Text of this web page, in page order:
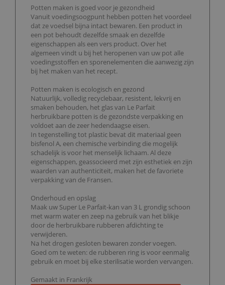
Potten maken is goed voor je gezondheid
Vanuit voedingsoogpunt hebben potten het voordeel
dat ze voedsel bijna intact bewaren. Een product in
een pot behoudt dezelfde smaak en dezelfde
eigenschappen als een vers product. Over het
algemeen vindt u bij het heropenen van uw pot alle
voedingsstoffen en sporenelementen die aanwezig zijn
bij het maken van het recept.
Potten maken is ecologisch en gezond
Natuurlijk, volledig recyclebaar, resistent, lekvrij en
smaken behouden, het glas van Le Parfait
herbruikbare potten is de gezondste verpakking en
voldoet aan de zeer hedendaagse eisen.
In tegenstelling tot plastic bevat dit materiaal geen
bisfenol A, een chemische verbinding die mogelijk
schadelijk is voor het menselijk lichaam. Al deze
eigenschappen, geassocieerd met zijn esthetiek en zijn
waarden van authenticiteit, maken het de favoriete
verpakking van de Fransen.
Onderhoud en opslag
Maak uw Super Le Parfait-kan van 3 L grondig schoon
met warm water en zeep na gebruik van het blikje
door de herbruikbare rubberen afdichting te
verwijderen.
Na het drogen gesloten bewaren zonder voegen.
Goed om te weten: de rubberen ring is voor eenmalig
gebruik en moet bij elke sterilisatie worden vervangen.
Gemaakt in Frankrijk